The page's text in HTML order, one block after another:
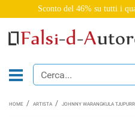
Sconto del 46% su tutti i
HOME ARTISTA JOHNNY WARANGKULA